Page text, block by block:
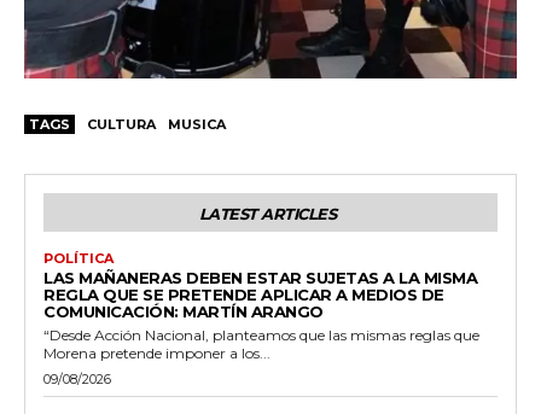
TAGS CULTURA MUSICA
LATEST ARTICLES
POLÍTICA
LAS MAÑANERAS DEBEN ESTAR SUJETAS A LA MISMA
REGLA QUE SE PRETENDE APLICAR A MEDIOS DE
COMUNICACIÓN: MARTÍN ARANGO
“Desde Acción Nacional, planteamos que las mismas reglas que
Morena pretende imponer a los...
09/08/2026